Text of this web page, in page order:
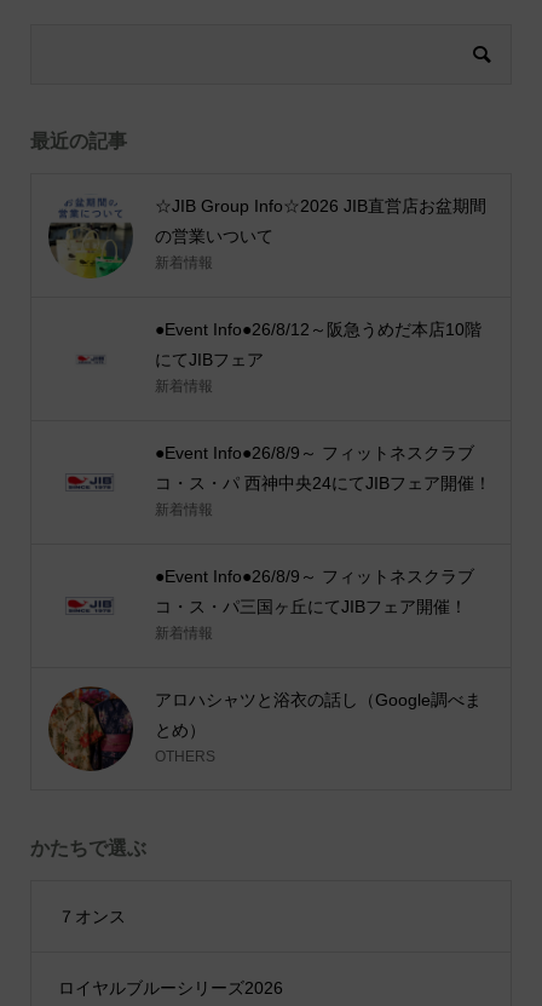
最近の記事
☆JIB Group Info☆2026 JIB直営店お盆期間
の営業いついて
新着情報
●Event Info●26/8/12～阪急うめだ本店10階
にてJIBフェア
新着情報
●Event Info●26/8/9～ フィットネスクラブ
コ・ス・パ 西神中央24にてJIBフェア開催！
新着情報
●Event Info●26/8/9～ フィットネスクラブ
コ・ス・パ三国ヶ丘にてJIBフェア開催！
新着情報
アロハシャツと浴衣の話し（Google調べま
とめ）
OTHERS
かたちで選ぶ
７オンス
ロイヤルブルーシリーズ2026